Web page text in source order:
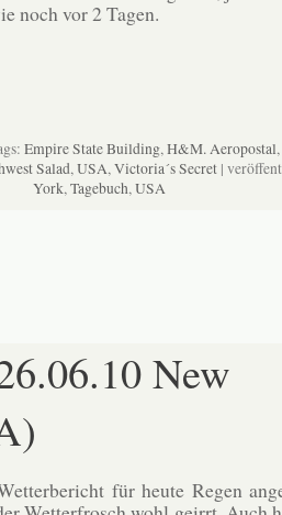
noch vor 2 Tagen.
Empire State Building,H&M. Aeropostal,
Salad,USA,Victoria´s Secret |
York,Tagebuch,USA
New
für heute Regen